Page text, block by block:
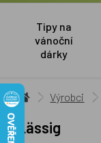
Tipy na
vánoční
dárky
Výrobci
Lässig